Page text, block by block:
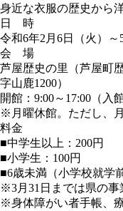
身近な衣服の歴史から
日 時
令和6年2月6日（火）
会 場
芦屋歴史の里（芦屋町
字山鹿1200）
開館：9:00～17:00（入
※月曜休館。ただし、
料金
■中学生以上：200円
■小学生：100円
■6歳未満（小学校就学
※3月31日までは県の
※身体障がい者手帳、